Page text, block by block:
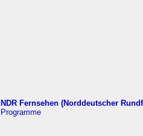
NDR Fernsehen (Norddeutscher
Programme